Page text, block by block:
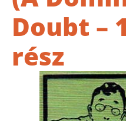
Doubt –
rész